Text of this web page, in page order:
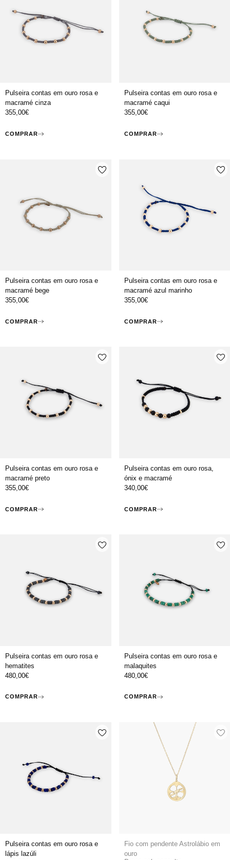
Pulseira contas em ouro rosa e
macramé cinza
355,00€
COMPRAR
Pulseira contas em ouro rosa e
macramé caqui
355,00€
COMPRAR
Pulseira contas em ouro rosa e
macramé bege
355,00€
COMPRAR
Pulseira contas em ouro rosa e
macramé azul marinho
355,00€
COMPRAR
Pulseira contas em ouro rosa e
macramé preto
355,00€
COMPRAR
Pulseira contas em ouro rosa,
ónix e macramé
340,00€
COMPRAR
Pulseira contas em ouro rosa e
hematites
480,00€
COMPRAR
Pulseira contas em ouro rosa e
malaquites
480,00€
COMPRAR
Pulseira contas em ouro rosa e
lápis lazúli
Fio com pendente Astrolábio em
ouro